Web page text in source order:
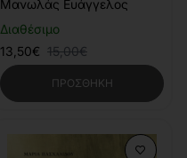
Διαθέσιμο
Μανωλάς Ευάγγελος
13,50€ 15,00€
ΠΡΟΣΘΉΚΗ